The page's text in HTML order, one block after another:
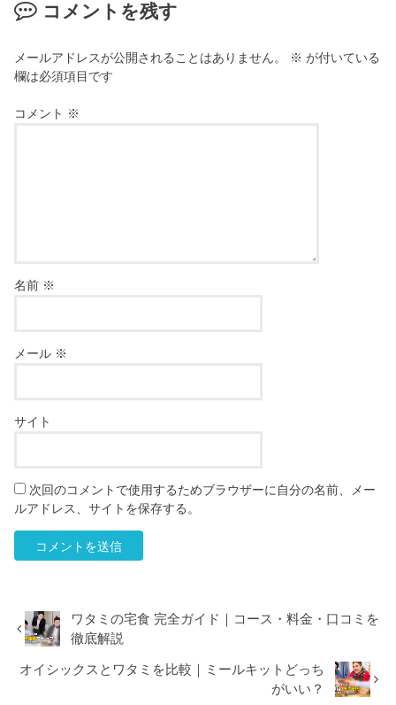
コメントを残す
メールアドレスが公開されることはありません。 ※ が付いている
欄は必須項目です
コメント ※
名前 ※
メール ※
サイト
次回のコメントで使用するためブラウザーに自分の名前、メー
ルアドレス、サイトを保存する。
ワタミの宅食 完全ガイド｜コース・料金・口コミを
徹底解説
オイシックスとワタミを比較｜ミールキットどっち
がいい？